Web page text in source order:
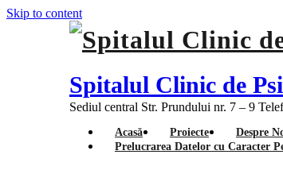
Skip to content
Spitalul Clinic de
Sediul central Str. Prundului nr. 7 – 9
Acasă Proiecte Despre
Prelucrarea Datelor cu Caracter